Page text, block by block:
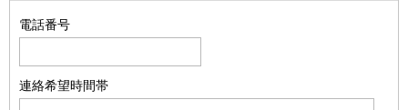
電話番号
連絡希望時間帯